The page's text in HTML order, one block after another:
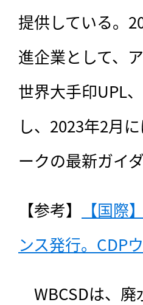
提供している。
進企業として、
世界大手印UPL
し、2023年2月
ークの最新ガイ
【参考】
【国際
ンス発行。CDP
WBCSDは、廃